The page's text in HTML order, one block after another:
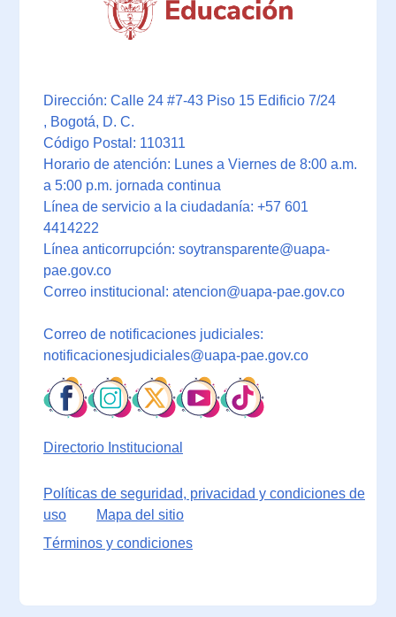
Dirección: Calle 24 #7-43 Piso 15 Edificio 7/24
, Bogotá, D. C.
Código Postal: 110311
Horario de atención: Lunes a Viernes de 8:00 a.m.
a 5:00 p.m. jornada continua
Línea de servicio a la ciudadanía: +57 601
4414222
Línea anticorrupción: soytransparente@uapa-
pae.gov.co
Correo institucional: atencion@uapa-pae.gov.co
Correo de notificaciones judiciales:
notificacionesjudiciales@uapa-pae.gov.co
Directorio Institucional
Políticas de seguridad, privacidad y condiciones de
uso
Mapa del sitio
Términos y condiciones